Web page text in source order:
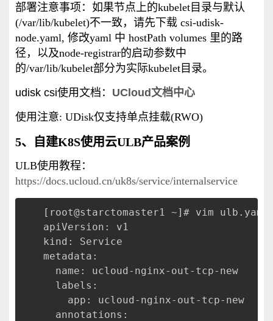
部署注意事项： 如果节点上的kubelet 目录与默认
(/var/lib/kubelet)不一致，请先下载 csi-udisk-
node.yaml, 修改yaml 中 hostPath volumes 里的路
径，以及node-registrar的启动参数中
的/var/lib/kubelet部分为实际kubelet 目录。
udisk csi使用文档： UCloud文档中心
使用注意: UDisk仅支持单点挂载(RWO)
5、自建K8S使用云ULB产品案例
ULB使用教程：
https://docs.ucloud.cn/uk8s/service/internalservice
[root@starctomaster1 ~]# vim ulb.yaml
apiVersion: v1
kind: Service
metadata:
name: ucloud-nginx-out-tcp-new
labels:
app: ucloud-nginx-out-tcp-new
annotations: